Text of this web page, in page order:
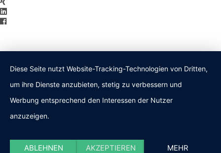
Diese Seite nutzt Website-Tracking-Technologien von Dritten,
um ihre Dienste anzubieten, stetig zu verbessern und
Werbung entsprechend den Interessen der Nutzer
anzuzeigen.
ABLEHNEN AKZEPTIEREN MEHR